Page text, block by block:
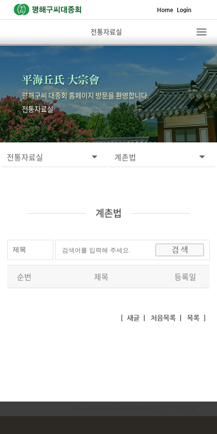
Home Login
전통자료실
平海丘氏 大宗會
평해구씨 대종회 홈페이지 방문을 환영합니다.
전통자료실
전통자료실 계촌법
계촌법
순번 제목 등록일
[ 새글| 처음목록| 목록]